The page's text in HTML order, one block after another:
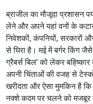
ब्राजील का मौजूदा प्रशासन
लेने और अपने यहां वनों के
निवेशकों, कंपनियों, सरकारों
से घिरा है। मई में बर्गर किंग
ग्रैबर्स बिल’ को लेकर
अपनी चिंताओं की वजह से
खरीदता और ऐसा मुमकिन है
नक्शे कदम पर चलने को मजबूर